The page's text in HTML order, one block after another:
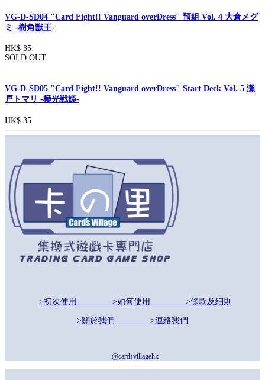
VG-D-SD04 "Card Fight!! Vanguard overDress" 預組 Vol. 4 大倉メグ
ミ -樹角獣王-
HK$ 35
SOLD OUT
VG-D-SD05 "Card Fight!! Vanguard overDress" Start Deck Vol. 5 瀬
戸トマリ -極光戦姫-
HK$ 35
>初次使用 >如何使用 >條款及細則
>關於我們 >連絡我們
@cardsvillagehk